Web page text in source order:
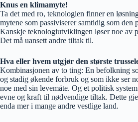
Knus en klimamyte!
Ta det med ro, teknologien finner en
mytene som passiviserer samtidig som den
Kanskje teknologiutviklingen løser noe av
Det må uansett andre tiltak til.
Hva eller hvem utgjør den største
Kombinasjonen av to ting: En befolkning
og stadig økende forbruk og som ikke ser
noe med sin levemåte. Og et politisk
evne og kraft til nødvendige tiltak. Dette
enda mer i mange andre vestlige land.